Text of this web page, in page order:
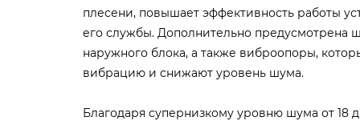
плесени, повышает эффективность работы
его службы. Дополнительно предусмотрена
наружного блока, а также виброопоры,
вибрацию и снижают уровень шума.
Благодаря супернизкому уровню шума от 18